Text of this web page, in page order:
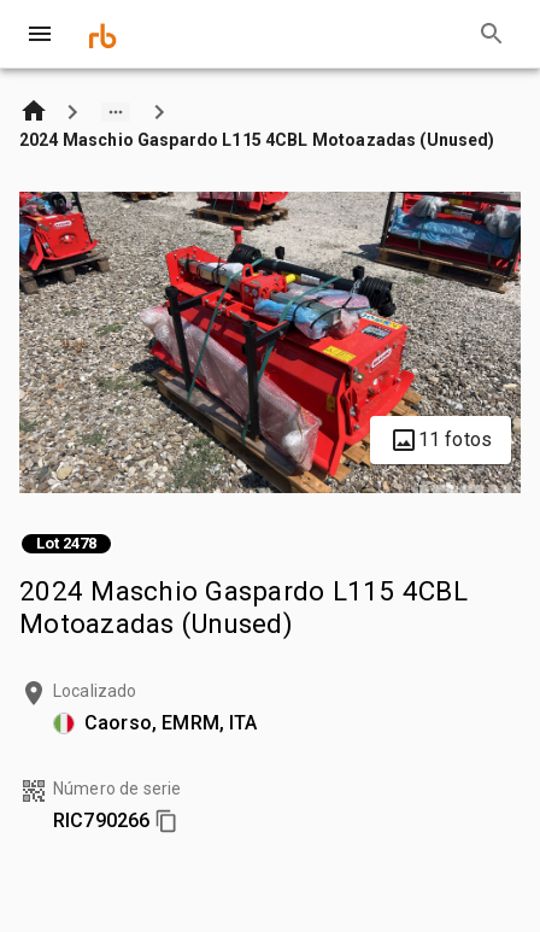
2024 Maschio Gaspardo L115 4CBL Motoazadas (Unused)
11 fotos
Lot 2478
2024 Maschio Gaspardo L115 4CBL
Motoazadas (Unused)
Localizado
Caorso, EMRM, ITA
Número de serie
RIC790266